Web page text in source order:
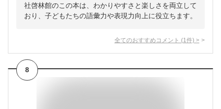
社啓林館のこの本は、わかりやすさと楽しさを両立して
おり、子どもたちの語彙力や表現力向上に役立ちます。
全てのおすすめコメント (1 件) >
8